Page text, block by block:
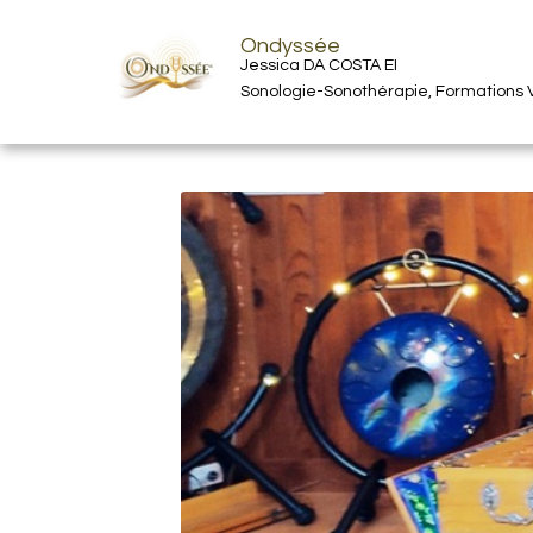
Ondyssée
Jessica DA COSTA EI
Sonologie-Sonothérapie, Formations